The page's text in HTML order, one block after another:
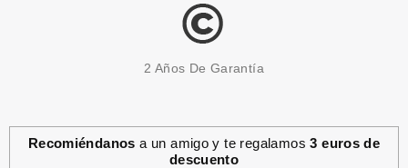
2 Años De Garantía
Recomiéndanos a un amigo y te regalamos3 euros de
descuento